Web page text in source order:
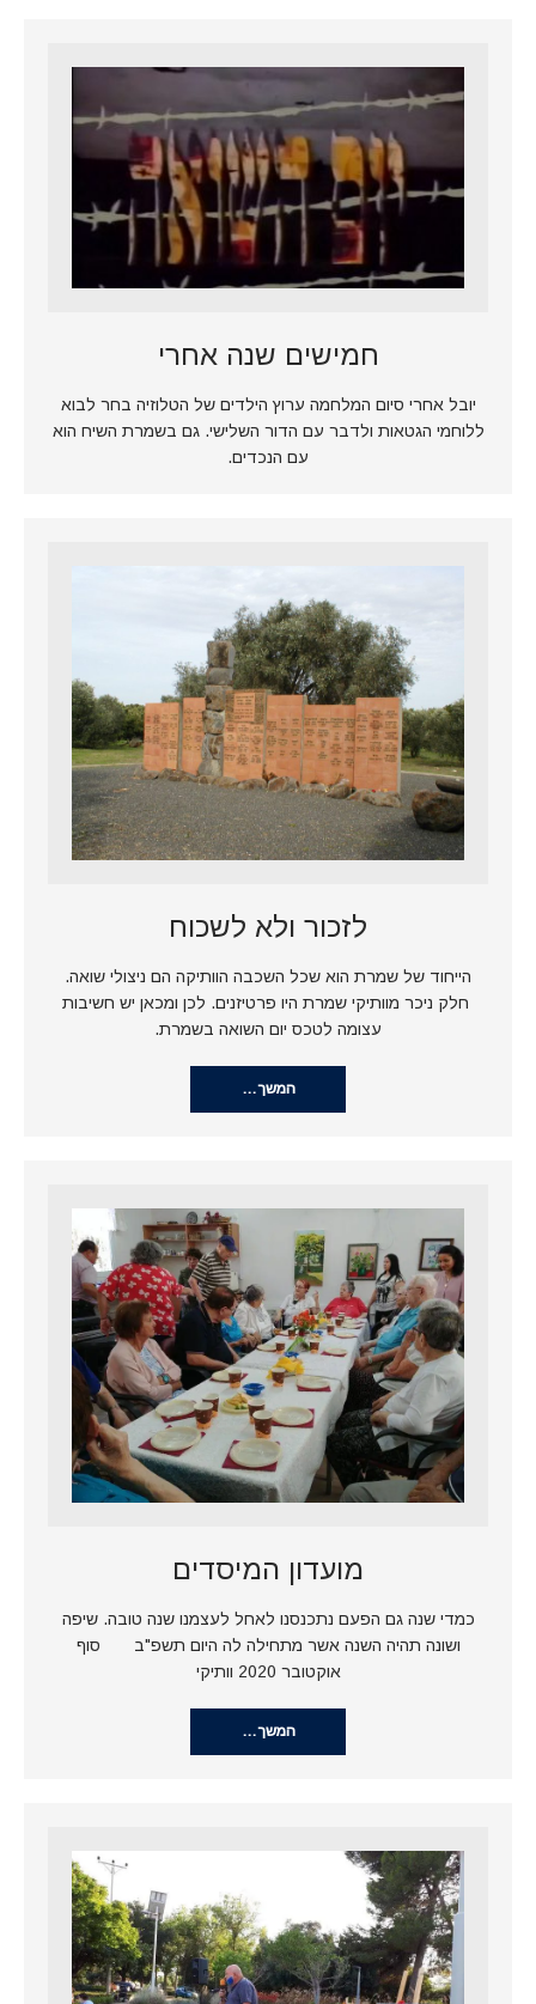
חמישים שנה אחרי
יובל אחרי סיום המלחמה ערוץ הילדים של הטלוזיה בחר לבוא
ללוחמי הגטאות ולדבר עם הדור השלישי. גם בשמרת השיח הוא
עם הנכדים.
לזכור ולא לשכוח
הייחוד של שמרת הוא שכל השכבה הוותיקה הם ניצולי שואה.
חלק ניכר מוותיקי שמרת היו פרטיזנים. לכן ומכאן יש חשיבות
עצומה לטכס יום השואה בשמרת.
המשך…
מועדון המיסדים
כמדי שנה גם הפעם נתכנסנו לאחל לעצמנו שנה טובה. שיפה
ושונה תהיה השנה אשר מתחילה לה היום תשפ"ב סוף
אוקטובר 2020 וותיקי
המשך…